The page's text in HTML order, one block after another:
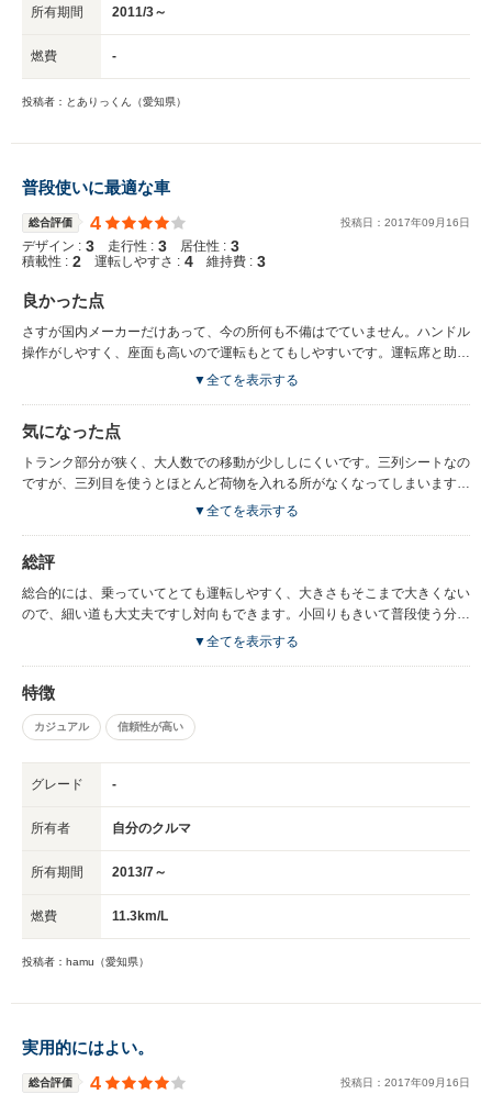
所有期間 2011/3～
燃費 -
投稿者：とありっくん（愛知県）
普段使いに最適な車
総合評価 4 投稿日： 2017年09 月 16日
デザイン : 3 走行性 : 3 居住性 : 3
積載性 : 2 運転しやすさ : 4 維持費 : 3
良かった点
さすが国内メーカーだけあって、今の所何も不備はでていません。ハンドル
操作がしやすく、座面も高いので運転もとてもしやすいです。運転席と助手
席の間も空いている為、荷物を置いたり、何かと使いやすい車です。三列シ
スライドドアのため、子供の乗り降りがとてもしやすいです。チャイルドシ
ートと時もかがんで乗せる事もなかったので、こちらの負担も少なく、大変
な時期でも楽々でした。また、運転中に子供が誤ってスライドドアを開けて
まうことがないので安心です。
▼全てを表示する
気になった点
トランク部分が狭く、大人数での移動が少ししにくいです。三列シートなの
ですが、三列目を使うとほとんど荷物を入れる所がなくなってしまいます。
あとは、燃費かな？街乗りが多いので仕方ないといえば仕方ないですが、も
り、物を挟んだ場合は自動で閉まらず戻ってくれるのですが、子供の小さな
指だと感知しないのか反応してもらえなく、とてもヒヤリとしました。
▼全てを表示する
総評
総合的には、乗っていてとても運転しやすく、大きさもそこまで大きくない
ので、細い道も大丈夫ですし対向もできます。小回りもきいて普段使う分に
は申し分ないです。そこまで高級な車でもない為、人を乗せるのも気になら
▼全てを表示する
特徴
カジュアル 信頼性が高い
グレード -
所有者 自分のクルマ
所有期間 2013/7～
燃費 11.3km/L
投稿者：hamu（愛知県）
実用的にはよい。
総合評価 4 投稿日： 2017年09 月 16日